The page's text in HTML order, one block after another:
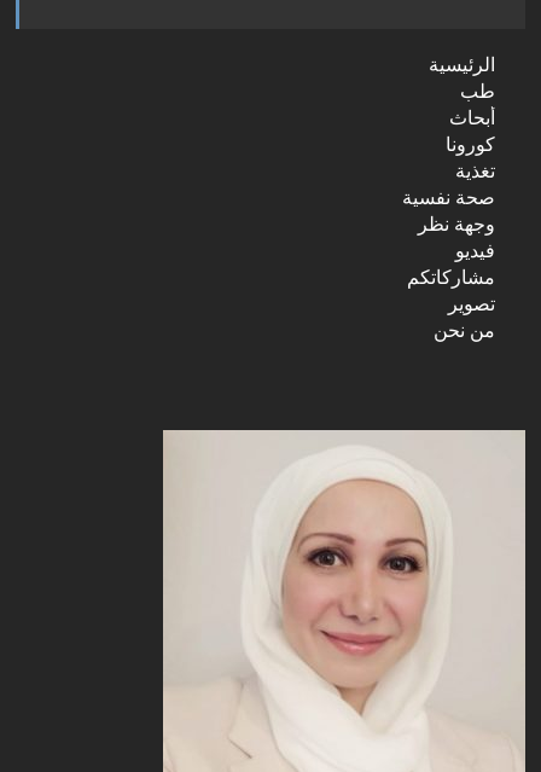
الرئيسية
طب
أبحاث
كورونا
تغذية
صحة نفسية
وجهة نظر
فيديو
مشاركاتكم
تصوير
من نحن